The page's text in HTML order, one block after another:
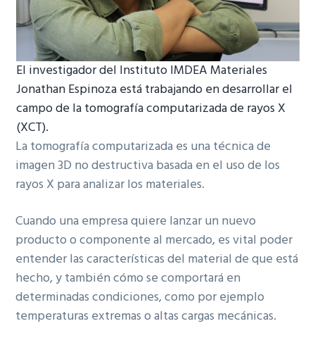
El investigador del Instituto IMDEA Materiales
Jonathan Espinoza está trabajando en desarrollar el
campo de la tomografía computarizada de rayos X
(XCT).
La tomografía computarizada es una técnica de
imagen 3D no destructiva basada en el uso de los
rayos X para analizar los materiales.
Cuando una empresa quiere lanzar un nuevo
producto o componente al mercado, es vital poder
entender las características del material de que está
hecho, y también cómo se comportará en
determinadas condiciones, como por ejemplo
temperaturas extremas o altas cargas mecánicas.